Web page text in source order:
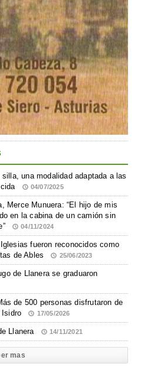
una modalidad adaptada a las
04/07/2025
Merce Munuera: “El hijo de mis
en la cabina de un camión sin
04/11/2024
fueron reconocidos como
de Ables
25/06/2023
de Llanera se graduaron
de 500 personas disfrutaron de
Isidro
17/05/2026
Llanera 14/11/2021
mas